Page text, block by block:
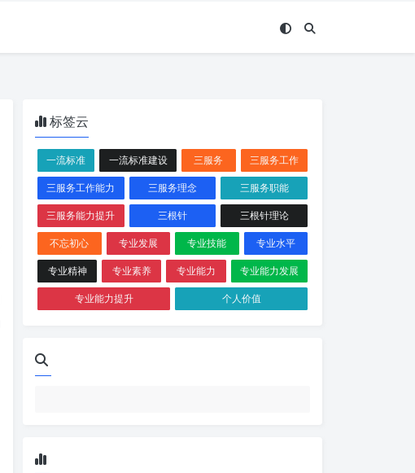
标签云
一流标准 一流标准建设 三服务
三服务工作
三服务工作能力
三服务理念
三服务职能
三服务能力提升
三根针
三根针理论
不忘初心
专业发展 专业技能
专业水平
专业精神
专业素养 专业能力
专业能力发展
专业能力提升
个人价值